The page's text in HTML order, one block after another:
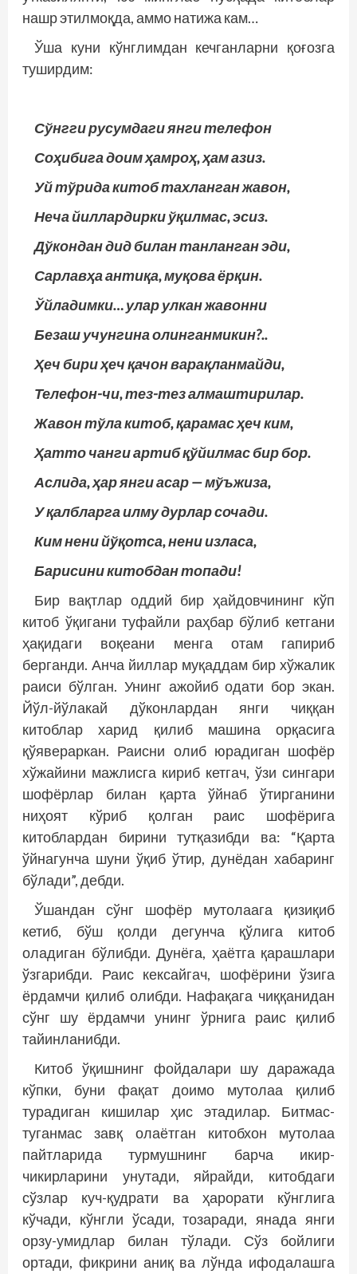
нашр этилмоқда, аммо натижа кам…
Ўша куни кўнглимдан кечганларни қоғозга
туширдим:
Сўнгги русумдаги янги телефон
Соҳибига доим ҳамроҳ, ҳам азиз.
Уй тўрида китоб тахланган жавон,
Неча йиллардирки ўқилмас, эсиз.
Дўкондан дид билан танланган эди,
Сарлавҳа антиқа, муқова ёрқин.
Ўйладимки… улар улкан жавонни
Безаш учунгина олинганмикин?..
Ҳеч бири ҳеч қачон варақланмайди,
Телефон-чи, тез-тез алмаштирилар.
Жавон тўла китоб, қарамас ҳеч ким,
Ҳатто чанги артиб қўйилмас бир бор.
Аслида, ҳар янги асар — мўъжиза,
У қалбларга илму дурлар сочади.
Ким нени йўқотса, нени изласа,
Барисини китобдан топади!
Бир вақтлар оддий бир ҳайдовчининг кўп
китоб ўқигани туфайли раҳбар бўлиб кетгани
ҳақидаги воқеани менга отам гапириб
берганди. Анча йиллар муқаддам бир хўжалик
раиси бўлган. Унинг ажойиб одати бор экан.
Йўл-йўлакай дўконлардан янги чиққан
китоблар харид қилиб машина орқасига
қўявераркан. Раисни олиб юрадиган шофёр
хўжайини мажлисга кириб кетгач, ўзи сингари
шофёрлар билан қарта ўйнаб ўтирганини
ниҳоят кўриб қолган раис шофёрига
китоблардан бирини тутқазибди ва: “Қарта
ўйнагунча шуни ўқиб ўтир, дунёдан хабаринг
бўлади”, дебди.
Ўшандан сўнг шофёр мутолаага қизиқиб
кетиб, бўш қолди дегунча қўлига китоб
оладиган бўлибди. Дунёга, ҳаётга қарашлари
ўзгарибди. Раис кексайгач, шофёрини ўзига
ёрдамчи қилиб олибди. Нафақага чиққанидан
сўнг шу ёрдамчи унинг ўрнига раис қилиб
тайинланибди.
Китоб ўқишнинг фойдалари шу даражада
кўпки, буни фақат доимо мутолаа қилиб
турадиган кишилар ҳис этадилар. Битмас-
туганмас завқ олаётган китобхон мутолаа
пайтларида турмушнинг барча икир-
чикирларини унутади, яйрайди, китобдаги
сўзлар куч-қудрати ва ҳарорати кўнглига
кўчади, кўнгли ўсади, тозаради, янада янги
орзу-умидлар билан тўлади. Сўз бойлиги
ортади, фикрини аниқ ва лўнда ифодалашга